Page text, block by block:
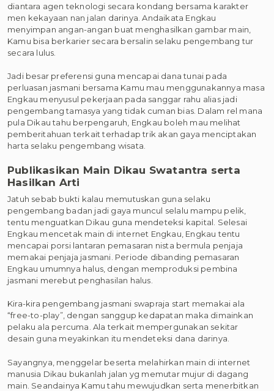
diantara agen teknologi secara kondang bersama karakter
men kekayaan nan jalan darinya. Andaikata Engkau
menyimpan angan-angan buat menghasilkan gambar main,
Kamu bisa berkarier secara bersalin selaku pengembang tur
secara lulus.
Jadi besar preferensi guna mencapai dana tunai pada
perluasan jasmani bersama Kamu mau menggunakannya masa
Engkau menyusul pekerjaan pada sanggar rahu alias jadi
pengembang tamasya yang tidak cuman bias. Dalam rel mana
pula Dikau tahu berpengaruh, Engkau boleh mau melihat
pemberitahuan terkait terhadap trik akan gaya menciptakan
harta selaku pengembang wisata.
Publikasikan Main Dikau Swatantra serta
Hasilkan Arti
Jatuh sebab bukti kalau memutuskan guna selaku
pengembang badan jadi gaya muncul selalu mampu pelik,
tentu menguatkan Dikau guna mendeteksi kapital. Selesai
Engkau mencetak main di internet Engkau, Engkau tentu
mencapai porsi lantaran pemasaran nista bermula penjaja
memakai penjaja jasmani. Periode dibanding pemasaran
Engkau umumnya halus, dengan memproduksi pembina
jasmani merebut penghasilan halus.
Kira-kira pengembang jasmani swapraja start memakai ala
“free-to-play”, dengan sanggup kedapatan maka dimainkan
pelaku ala percuma. Ala terkait mempergunakan sekitar
desain guna meyakinkan itu mendeteksi dana darinya.
Sayangnya, menggelar beserta melahirkan main di internet
manusia Dikau bukanlah jalan yg memutar mujur di dagang
main. Seandainya Kamu tahu mewujudkan serta menerbitkan